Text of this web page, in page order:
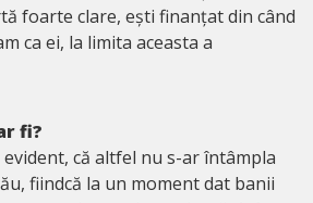
foarte clare, ești finanțat din când
ca ei, la limita aceasta a
fi?
că altfel nu s-ar întâmpla
fiindcă la un moment dat banii